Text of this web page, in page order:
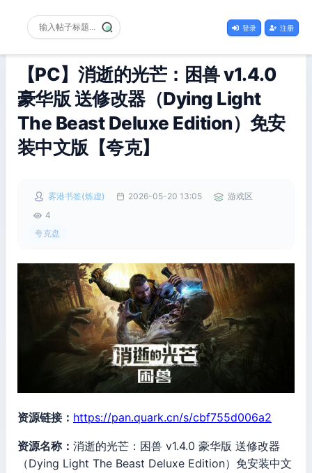
登录 注册
【PC】消逝的光芒：困兽 v1.4.0
豪华版 送修改器（Dying Light
The Beast Deluxe Edition）免安
装中文版【夸克】
雾港书签(炼虚) 2026-05-20 13:05
游戏区
4
夸克盘
资源链接： https://pan.quark.cn/s/cbf755d006a2
资源名称： 消逝的光芒：困兽 v1.4.0 豪华版 送修改器
（Dying Light The Beast Deluxe Edition）免安装中文